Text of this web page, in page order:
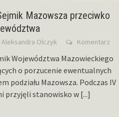
Mazowsza przeciwko
Aleksandra Olczyk Komentarz
Województwa Mazowieckiego
o porzucenie ewentualnych
podziału Mazowsza. Podczas IV
przyjęli stanowisko w[...]